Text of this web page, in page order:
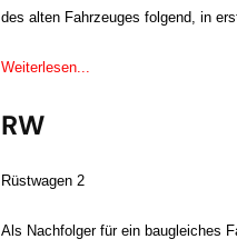
des alten Fahrzeuges folgend, in
Weiterlesen...
RW
Rüstwagen 2
Als Nachfolger für ein baugleiches